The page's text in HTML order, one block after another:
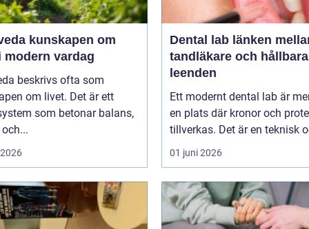
om
modern vardag
beskrivs ofta som
om livet. Det är ett
som betonar balans,
Dental lab länken mellan
tandläkare och hållbara
leenden
Ett modernt dental lab är
en plats där kronor och
tillverkas. Det är en teknisk
01 juni 2026